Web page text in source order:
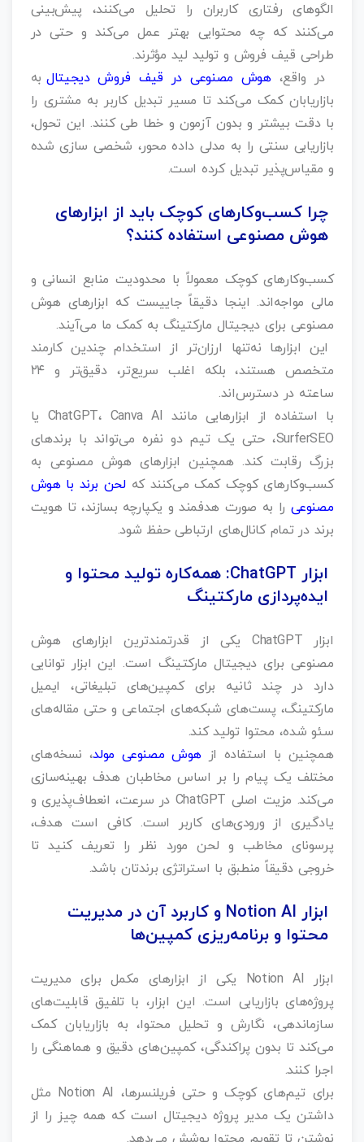
الگوهای رفتاری کاربران را تحلیل می‌کنند، پیش‌بینی
می‌کنند که چه محتوایی بهتر عمل می‌کند و حتی در
طراحی قیف فروش و تولید لید مؤثرند.
در واقع،هوش مصنوعی در قیف فروش دیجیتالبه
بازاریابان کمک می‌کند تا مسیر تبدیل کاربر به مشتری را
با دقت بیشتر و بدون آزمون‌ و خطا طی کنند. این تحول،
بازاریابی سنتی را به مدلی داده‌ محور، شخصی‌ سازی‌ شده
و مقیاس‌پذیر تبدیل کرده است.
چرا کسب‌وکارهای کوچک باید از ابزارهای
هوش مصنوعی استفاده کنند؟
کسب‌وکارهای کوچک معمولاً با محدودیت منابع انسانی و
مالی مواجه‌اند. اینجا دقیقاً جاییست که ابزارهای هوش
مصنوعی برای دیجیتال مارکتینگ به کمک ما می‌آیند.
این ابزارها نه‌تنها ارزان‌تر از استخدام چندین کارمند
متخصص هستند، بلکه اغلب سریع‌تر، دقیق‌تر و ۲۴
ساعته در دسترس‌اند.
با استفاده از ابزارهایی مانند ChatGPT، Canva AI یا
SurferSEO، حتی یک تیم دو نفره می‌تواند با برندهای
بزرگ رقابت کند. همچنین ابزارهای هوش مصنوعی به
کسب‌وکارهای کوچک کمک می‌کنند کهلحن برند با هوش
مصنوعی را به صورت هدفمند و یکپارچه بسازند، تا هویت
برند در تمام کانال‌های ارتباطی حفظ شود.
ابزار ChatGPT: همه‌کاره تولید محتوا و
ایده‌پردازی مارکتینگ
ابزار ChatGPT یکی از قدرتمندترین ابزارهای هوش
مصنوعی برای دیجیتال مارکتینگ است. این ابزار توانایی
دارد در چند ثانیه برای کمپین‌های تبلیغاتی، ایمیل
مارکتینگ، پست‌های شبکه‌های اجتماعی و حتی مقاله‌های
سئو شده، محتوا تولید کند.
همچنین با استفاده ازهوش مصنوعی مولد، نسخه‌های
مختلف یک پیام را بر اساس مخاطبان هدف بهینه‌سازی
می‌کند. مزیت اصلی ChatGPT در سرعت، انعطاف‌پذیری و
یادگیری از ورودی‌های کاربر است. کافی است هدف،
پرسونای مخاطب و لحن مورد نظر را تعریف کنید تا
خروجی دقیقاً منطبق با استراتژی برندتان باشد.
ابزار Notion AI و کاربرد آن در مدیریت
محتوا و برنامه‌ریزی کمپین‌ها
ابزار Notion AI یکی از ابزارهای مکمل برای مدیریت
پروژه‌های بازاریابی است. این ابزار، با تلفیق قابلیت‌های
سازماندهی، نگارش و تحلیل محتوا، به بازاریابان کمک
می‌کند تا بدون پراکندگی، کمپین‌های دقیق و هماهنگی را
اجرا کنند.
برای تیم‌های کوچک و حتی فریلنسرها، Notion AI مثل
داشتن یک مدیر پروژه دیجیتال است که همه چیز را از